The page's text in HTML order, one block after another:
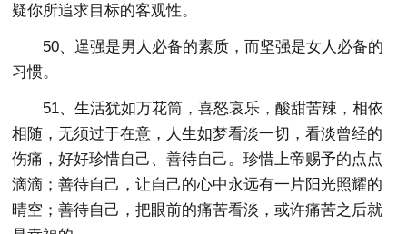
疑你所追求目标的客观性。
50、逞强是男人必备的素质，而坚强是女人必备的
习惯。
51、生活犹如万花筒，喜怒哀乐，酸甜苦辣，相依
相随，无须过于在意，人生如梦看淡一切，看淡曾经的
伤痛，好好珍惜自己、善待自己。珍惜上帝赐予的点点
滴滴；善待自己，让自己的心中永远有一片阳光照耀的
晴空；善待自己，把眼前的痛苦看淡，或许痛苦之后就